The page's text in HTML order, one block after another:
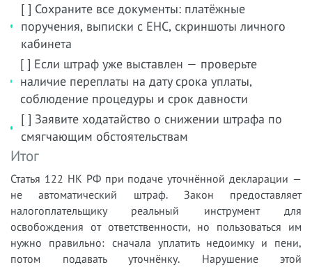
[ ] Сохраните все документы: платёжные
поручения, выписки с ЕНС, скриншоты личного
кабинета
[ ] Если штраф уже выставлен — проверьте
наличие переплаты на дату срока уплаты,
соблюдение процедуры и срок давности
[ ] Заявите ходатайство о снижении штрафа по
смягчающим обстоятельствам
Итог
Статья 122 НК РФ при подаче уточнённой декларации —
не автоматический штраф. Закон предоставляет
налогоплательщику реальный инструмент для
освобождения от ответственности, но пользоваться им
нужно правильно: сначала уплатить недоимку и пени,
потом подавать уточнёнку. Нарушение этой